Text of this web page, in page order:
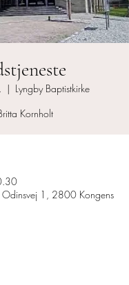
  |
Lyngby Baptistkirke
Kornholt
Odinsvej 1, 2800 Kongens